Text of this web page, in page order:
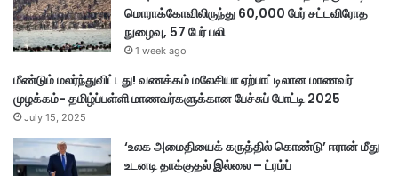
மொராக்கோவிலிருந்து 60,000 பேர் சட்டவிரோத
நுழைவு, 57 பேர் பலி
1 week ago
மீண்டும் மலர்ந்துவிட்டது! வணக்கம் மலேசியா ஏற்பாட்டிலான மாணவர்
முழக்கம்- தமிழ்ப்பள்ளி மாணவர்களுக்கான பேச்சுப் போட்டி 2025
July 15, 2025
‘உலக அமைதியைக் கருத்தில் கொண்டு’ ஈரான் மீது
உடனடி தாக்குதல் இல்லை – ட்ரம்ப்